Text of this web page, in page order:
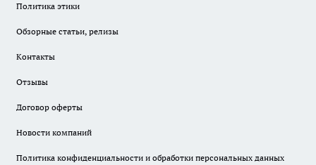
Политика этики
Обзорные статьи, релизы
Контакты
Отзывы
Договор оферты
Новости компаний
Политика конфиденциальности и обработки персональных данных